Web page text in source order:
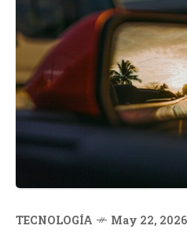
TECNOLOGÍA May 22, 2026